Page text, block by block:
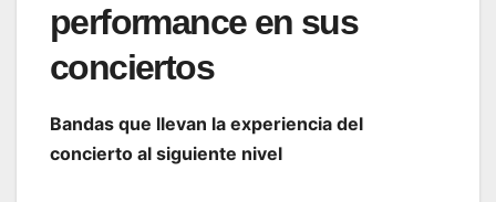
performance en sus
conciertos
Bandas que llevan la experiencia del
concierto al siguiente nivel